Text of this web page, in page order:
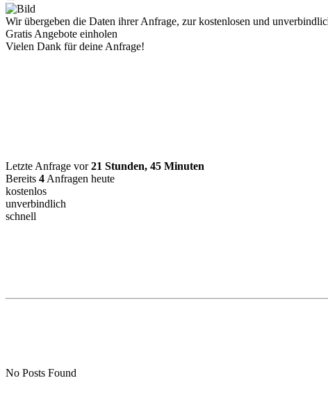
Wir übergeben die Daten ihrer Anfrage, zur kostenlosen und
Gratis Angebote einholen
Vielen Dank für deine Anfrage!
Letzte Anfrage vor21 Stunden, 45 Minuten
Bereits 4 Anfragen heute
kostenlos
unverbindlich
schnell
No Posts Found